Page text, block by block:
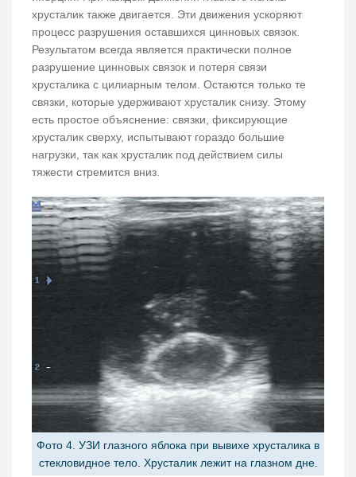
хрусталик также двигается. Эти движения ускоряют
процесс разрушения оставшихся цинновых связок.
Результатом всегда является практически полное
разрушение цинновых связок и потеря связи
хрусталика с цилиарным телом. Остаются только те
связки, которые удерживают хрусталик снизу. Этому
есть простое объяснение: связки, фиксирующие
хрусталик сверху, испытывают гораздо большие
нагрузки, так как хрусталик под действием силы
тяжести стремится вниз.
Фото 4. УЗИ глазного яблока при вывихе хрусталика в
стекловидное тело. Хрусталик лежит на глазном дне.